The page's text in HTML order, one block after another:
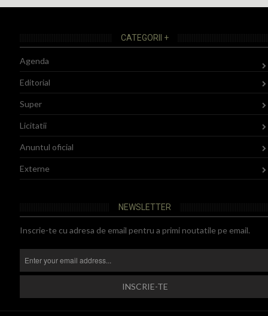
CATEGORII +
Agenda
Editorial
Super
Licitatii
Anuntul oficial
Externe
NEWSLETTER
Inscrie-te cu adresa de email pentru a primi noutatile pe email.